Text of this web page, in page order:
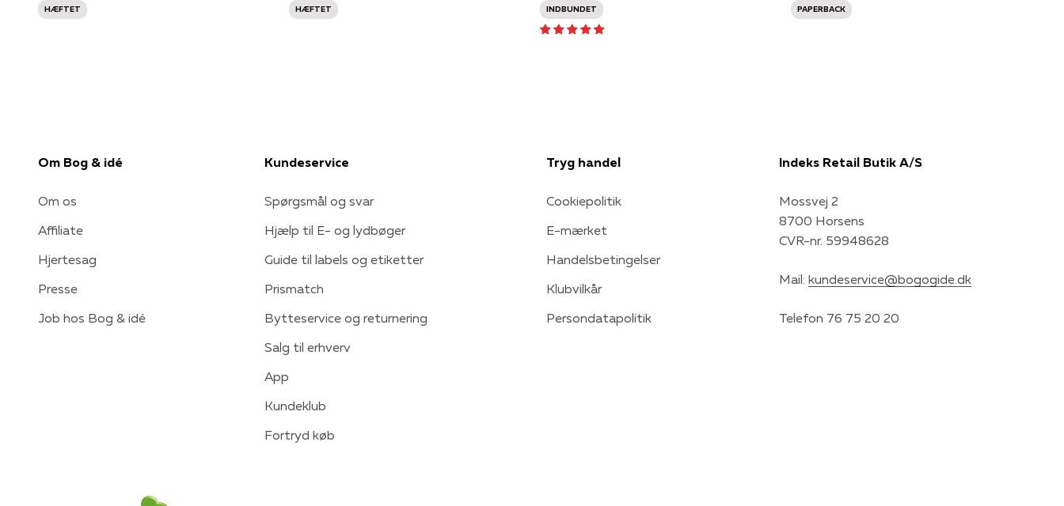
HÆFTET HÆFTET INDBUNDET PAPERBACK
Om Bog & idé
Om os
Affiliate
Hjertesag
Presse
Job hos Bog & idé
Kundeservice
Spørgsmål og svar
Hjælp til E- og lydbøger
Guide til labels og etiketter
Prismatch
Bytteservice og returnering
Salg til erhverv
App
Kundeklub
Fortryd køb
Tryg handel
Cookiepolitik
E-mærket
Handelsbetingelser
Klubvilkår
Persondatapolitik
Indeks Retail Butik A/S
Mossvej 2
8700 Horsens
CVR-nr. 59948628
Mail: kundeservice@bogogide.dk
Telefon 76 75 20 20